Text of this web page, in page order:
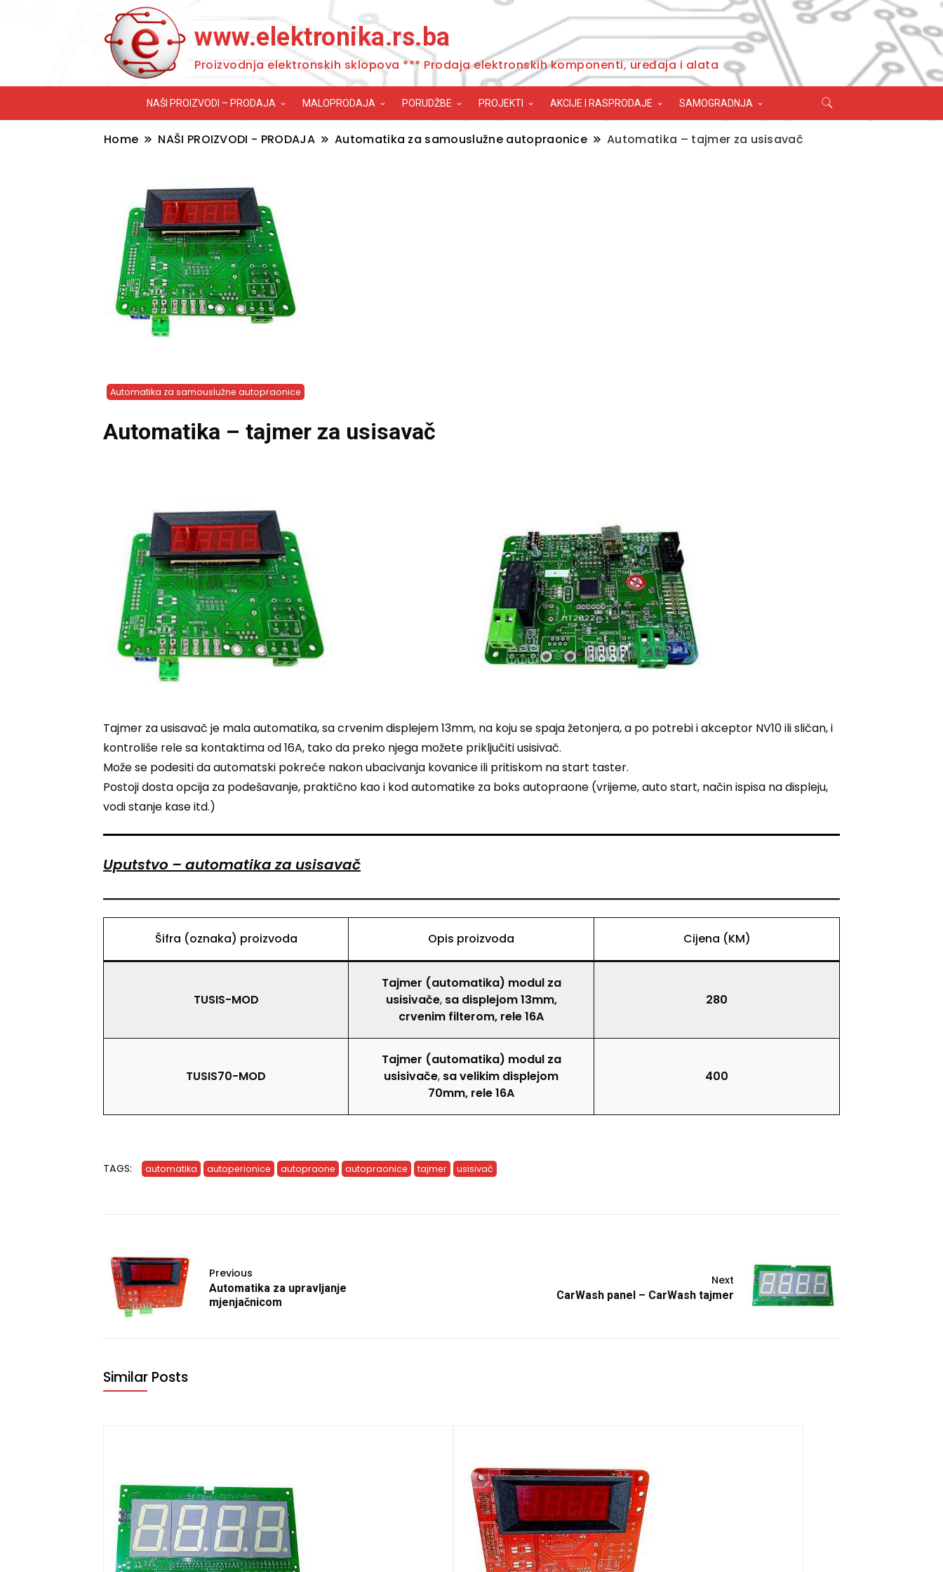
www.elektronika.rs.ba
Proizvodnja elektronskih sklopova *** Prodaja elektronskih komponenti, uređaja i alata
NAŠI PROIZVODI – PRODAJA MALOPRODAJA PORUDŽBE PROJEKTI AKCIJE I RASPRODAJE SAMOGRADNJA
Home NAŠI PROIZVODI - PRODAJA Automatika za samouslužne autopraonice Automatika – tajmer za usisavač
Automatika za samouslužne autopraonice
Automatika – tajmer za usisavač
Tajmer za usisavač je mala automatika, sa crvenim displejem 13mm, na koju se spaja žetonjera, a po potrebi i akceptor NV10 ili sličan, i
kontroliše rele sa kontaktima od 16A, tako da preko njega možete priključiti usisivač.
Može se podesiti da automatski pokreće nakon ubacivanja kovanice ili pritiskom na start taster.
Postoji dosta opcija za podešavanje, praktično kao i kod automatike za boks autopraone (vrijeme, auto start, način ispisa na displeju,
vodi stanje kase itd.)
Uputstvo – automatika za usisavač
Šifra (oznaka) proizvoda Opis proizvoda Cijena (KM)
TUSIS-MOD
Tajmer (automatika) modul za
usisivače, sa displejom 13mm,
crvenim filterom, rele 16A
280
TUSIS70-MOD
Tajmer (automatika) modul za
usisivače, sa velikim displejom
70mm, rele 16A
400
TAGS: automatika autoperionice autopraone autopraonice tajmer usisivač
Previous
Automatika za upravljanje
mjenjačnicom
Next
CarWash panel – CarWash tajmer
Similar Posts